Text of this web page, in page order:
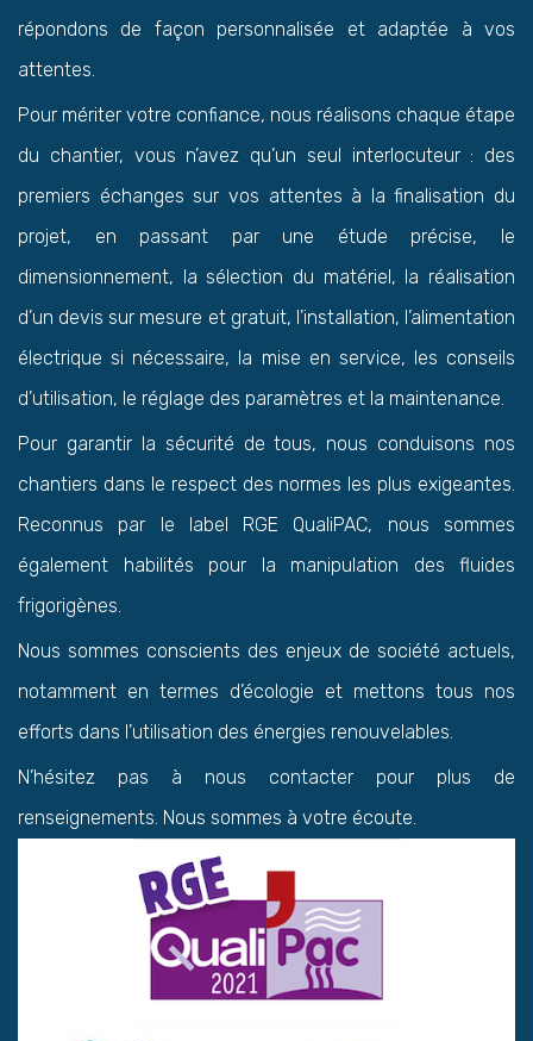
répondons de façon personnalisée et adaptée à vos
attentes.
Pour mériter votre confiance, nous réalisons chaque étape
du chantier, vous n’avez qu’un seul interlocuteur : des
premiers échanges sur vos attentes à la finalisation du
projet, en passant par une étude précise, le
dimensionnement, la sélection du matériel, la réalisation
d’un devis sur mesure et gratuit, l’installation, l’alimentation
électrique si nécessaire, la mise en service, les conseils
d’utilisation, le réglage des paramètres et la maintenance.
Pour garantir la sécurité de tous, nous conduisons nos
chantiers dans le respect des normes les plus exigeantes.
Reconnus par le label RGE QualiPAC, nous sommes
également habilités pour la manipulation des fluides
frigorigènes.
Nous sommes conscients des enjeux de société actuels,
notamment en termes d’écologie et mettons tous nos
efforts dans l’utilisation des énergies renouvelables.
N’hésitez pas à nous contacter pour plus de
renseignements. Nous sommes à votre écoute.